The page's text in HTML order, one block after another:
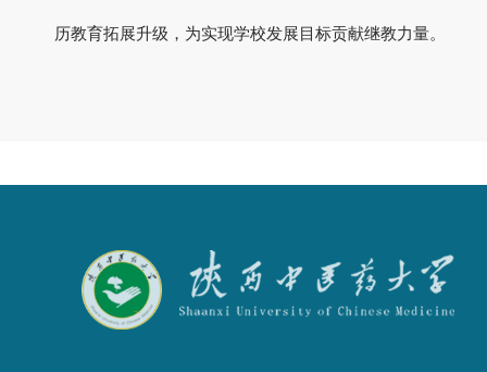
历教育拓展升级，为实现学校发展目标贡献继教力量。